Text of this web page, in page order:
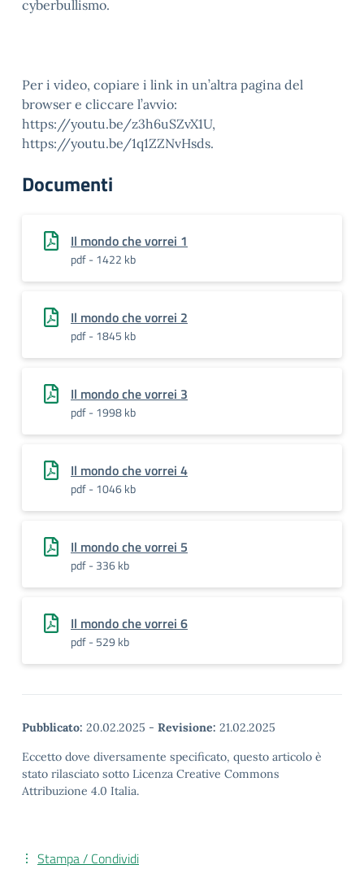
cyberbullismo.
Per i video, copiare i link in un’altra pagina del
browser e cliccare l’avvio:
https://youtu.be/z3h6uSZvX1U,
https://youtu.be/1q1ZZNvHsds.
Documenti
Il mondo che vorrei 1
pdf - 1422 kb
Il mondo che vorrei 2
pdf - 1845 kb
Il mondo che vorrei 3
pdf - 1998 kb
Il mondo che vorrei 4
pdf - 1046 kb
Il mondo che vorrei 5
pdf - 336 kb
Il mondo che vorrei 6
pdf - 529 kb
Pubblicato: 20.02.2025 - Revisione: 21.02.2025
Eccetto dove diversamente specificato, questo articolo è
stato rilasciato sotto Licenza Creative Commons
Attribuzione 4.0 Italia.
Stampa / Condividi